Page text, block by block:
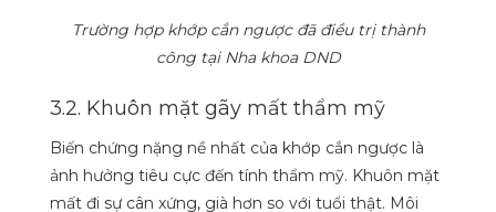
Trường hợp khớp cắn ngược đã điều trị thành
công tại Nha khoa DND
3.2. Khuôn mặt gãy mất thẩm mỹ
Biến chứng nặng nề nhất của khớp cắn ngược là
ảnh hưởng tiêu cực đến tính thẩm mỹ. Khuôn mặt
mất đi sự cân xứng, già hơn so với tuổi thật. Môi